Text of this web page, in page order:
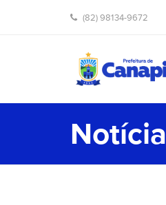
(82) 98134-9672
Notícia